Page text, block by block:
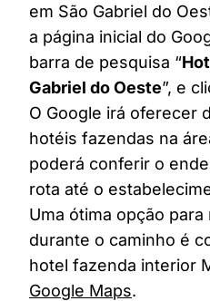
em São Gabriel do
a página inicial do
barra de pesquisa “
Gabriel do Oeste”, e
O Google irá oferecer
hotéis fazendas na
poderá conferir o
rota até o
Uma ótima opção
durante o caminho é
hotel fazenda interior
Google Maps.